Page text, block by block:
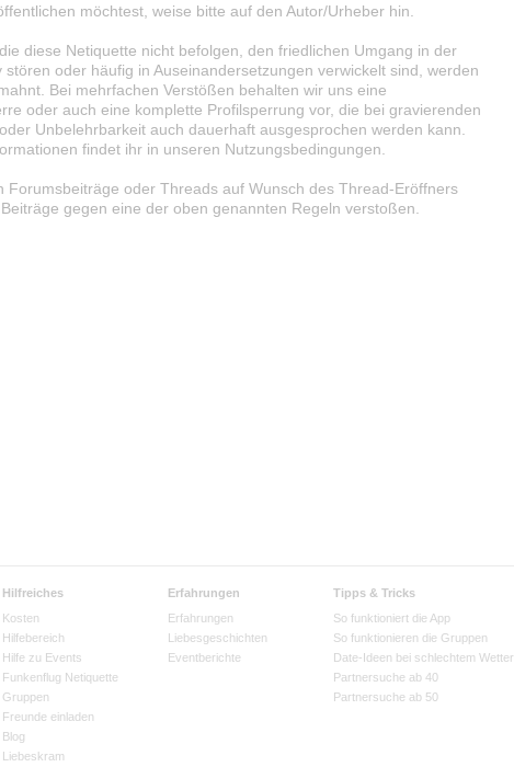
Hilfreiches
Kosten
Hilfebereich
Hilfe zu Events
Funkenflug Netiquette
Gruppen
Freunde einladen
Blog
Liebeskram
Erfahrungen
Erfahrungen
Liebesgeschichten
Eventberichte
Tipps & Tricks
So funktioniert die App
So funktionieren die Gruppen
Date-Ideen bei schlechtem Wetter
Partnersuche ab 40
Partnersuche ab 50